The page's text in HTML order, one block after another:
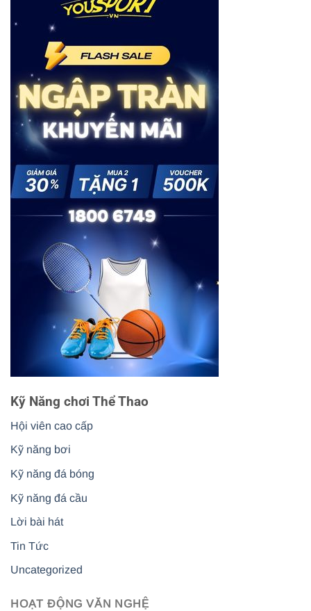
Kỹ Năng chơi Thể Thao
Hội viên cao cấp
Kỹ năng bơi
Kỹ năng đá bóng
Kỹ năng đá cầu
Lời bài hát
Tin Tức
Uncategorized
HOẠT ĐỘNG VĂN NGHỆ